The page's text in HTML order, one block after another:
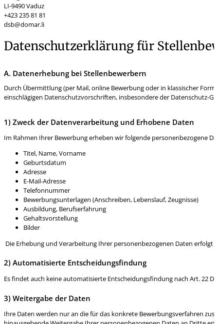
LI-9490 Vaduz
+423 235 81 81
dsb@domar.li
Datenschutzerklärung für
A. Datenerhebung bei Stellenbewerbern
Durch Übermittlung (per Mail, online Bewerbung oder in klassischer
einschlägigen Datenschutzvorschriften, insbesondere der Datenschutz-
1) Zweck der Datenverarbeitung und Erhobene Daten
Im Rahmen Ihrer Bewerbung erheben wir folgende personenbezogene
Titel, Name, Vorname
Geburtsdatum
Adresse
E-Mail-Adresse
Telefonnummer
Bewerbungsunterlagen (Anschreiben, Lebenslauf, Zeugnisse)
Ausbildung, Berufserfahrung
Gehaltsvorstellung
Bilder
Die Erhebung und Verarbeitung Ihrer personenbezogenen Daten
2) Automatisierte Entscheidungsfindung
Es findet auch keine automatisierte Entscheidungsfindung nach Art. 22
3) Weitergabe der Daten
Ihre Daten werden nur an die für das konkrete Bewerbungsverfahren